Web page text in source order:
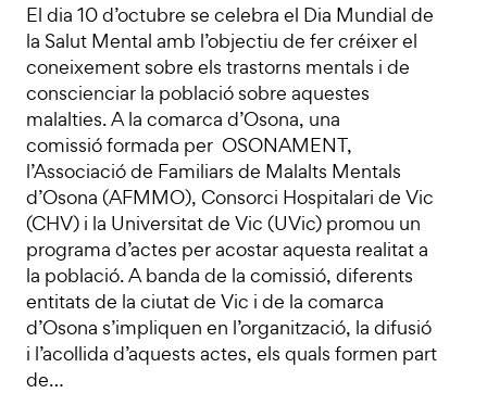
El dia 10 d’octubre se celebra el Dia Mundial de
la Salut Mental amb l’objectiu de fer créixer el
coneixement sobre els trastorns mentals i de
conscienciar la població sobre aquestes
malalties. A la comarca d’Osona, una
comissió formada per OSONAMENT,
l’Associació de Familiars de Malalts Mentals
d’Osona (AFMMO), Consorci Hospitalari de Vic
(CHV) i la Universitat de Vic (UVic) promou un
programa d’actes per acostar aquesta realitat a
la població. A banda de la comissió, diferents
entitats de la ciutat de Vic i de la comarca
d’Osona s’impliquen en l’organització, la difusió
i l’acollida d’aquests actes, els quals formen part
de…